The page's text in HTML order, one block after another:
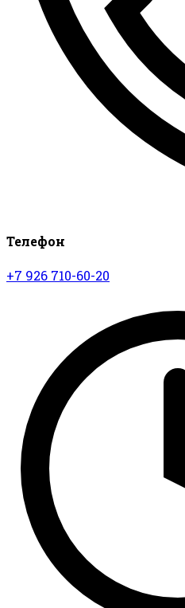
Телефон
+7 926 710-60-20